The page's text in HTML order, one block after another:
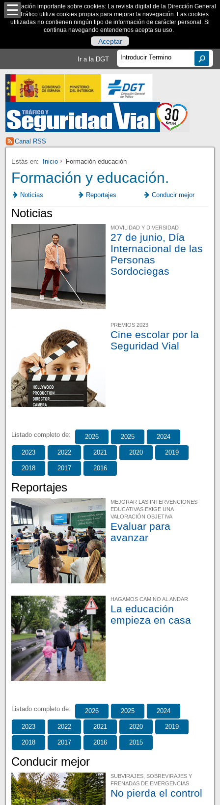
Información importante sobre cookies: La revista digital de la Dirección General
de Tráfico utiliza cookies propias para mejorar la navegación. Las cookies
utilizadas no contienen ningún tipo de información de carácter personal. Si
continua navegando entendemos acepta su uso.
Aceptar
Ir a la DGT
Canal RSS
Estás en: Inicio Formación educación
Formación y educación.
Noticias Reportajes Conducir mejor
Noticias
MOVILIDAD Y DIVERSIDAD
27 de junio, Día
Internacional de las
Personas
Sordociegas
PREMIOS 2023
Cine escolar por la
Seguridad Vial
Listado completo de: 2026 2025 2024
2023 2022 2021 2020 2019
2018 2017 2016
Reportajes
MEJORAR LAS INTERVENCIONES
EDUCATIVAS EXIGE UNA
VALORACIÓN OBJETIVA
Evaluar para
avanzar
HAGAMOS CAMINO AL ANDAR
La educación
empieza en casa
Listado completo de: 2026 2025 2024
2023 2022 2021 2020 2019
2018 2017 2016 2015
Conducir mejor
SUBVIRAJES, SOBREVIRAJES Y
FRENADAS DE EMERGENCIAS
No pierda el control